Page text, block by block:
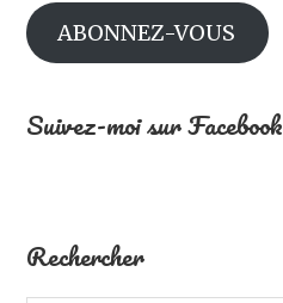
ABONNEZ-VOUS
Suivez-moi sur Facebook
Rechercher